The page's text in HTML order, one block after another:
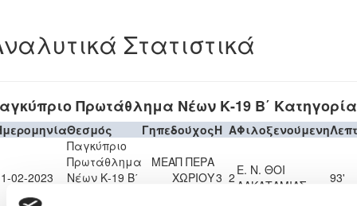
Στατιστικά
Πρωτάθλημα Νέων Κ-19 Β΄
Θεσμός ΓηπεδούχοςH AΦιλοξενούμενη
02-2023
Παγκύπριο
Πρωτάθλημα
Νέων Κ-19 Β΄
ΜΕΑΠ ΠΕΡΑ
ΧΩΡΙΟΥ3 2 Ε. Ν. ΘΟΙ
ΛΑΚΑΤΑΜΙΑΣ
93'